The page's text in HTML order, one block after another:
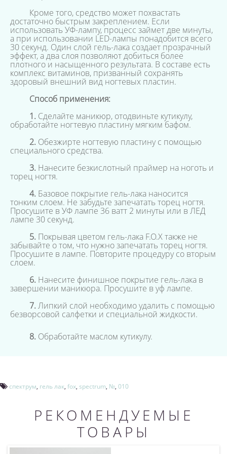
Кроме того, средство может похвастать
достаточно быстрым закреплением. Если
использовать УФ-лампу, процесс займет две минуты,
а при использовании LED-лампы понадобится всего
30 секунд. Один слой гель-лака создает прозрачный
эффект, а два слоя позволяют добиться более
плотного и насыщенного результата. В составе есть
комплекс витаминов, призванный сохранять
здоровый внешний вид ногтевых пластин.
Способ применения:
1. Сделайте маникюр, отодвиньте кутикулу,
обработайте ногтевую пластину мягким бафом.
2. Обезжирте ногтевую пластину с помощью
специального средства.
3. Нанесите безкислотный праймер на ноготь и
торец ногтя.
4. Базовое покрытие гель-лака наносится
тонким слоем. Не забудьте запечатать торец ногтя.
Просушите в УФ лампе 36 ватт 2 минуты или в ЛЕД
лампе 30 секунд.
5. Покрывая цветом гель-лака F.O.X также не
забывайте о том, что нужно запечатать торец ногтя.
Просушите в лампе. Повторите процедуру со вторым
слоем.
6. Нанесите финишное покрытие гель-лака в
завершении маникюра. Просушите в уф лампе.
7. Липкий слой необходимо удалить с помощью
безворсовой салфетки и специальной жидкости.
8. Обработайте маслом кутикулу.
спектрум, гель лак, fox, spectrum, №, 010
РЕКОМЕНДУЕМЫЕ
ТОВАРЫ